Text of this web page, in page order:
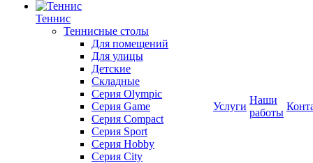
Теннис
Теннисные столы
Для помещений
Для улицы
Детские
Складные
Серия Olympic
Серия Game
Серия Compact
Серия Sport
Серия Hobby
Серия City
Услуги
Наши
работы